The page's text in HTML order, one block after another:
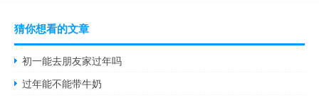
猜你想看的文章
初一能去朋友家过年吗
过年能不能带牛奶